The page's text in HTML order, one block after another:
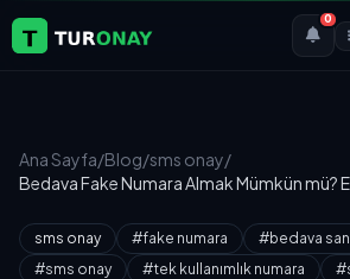
0
Ana Sayfa/Blog/sms onay/
sms onay #fake numara
#bedava
#sms onay
#tek kullanımlık numara